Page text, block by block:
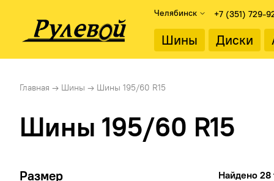
Челябинск +7 (351) 729-
Шины Диски
Тип диска
15"
16"
18"
Найти
Главная → Шины → Шины 195/60 R15
Шины 195/60 R15
Найдено 28
Размер